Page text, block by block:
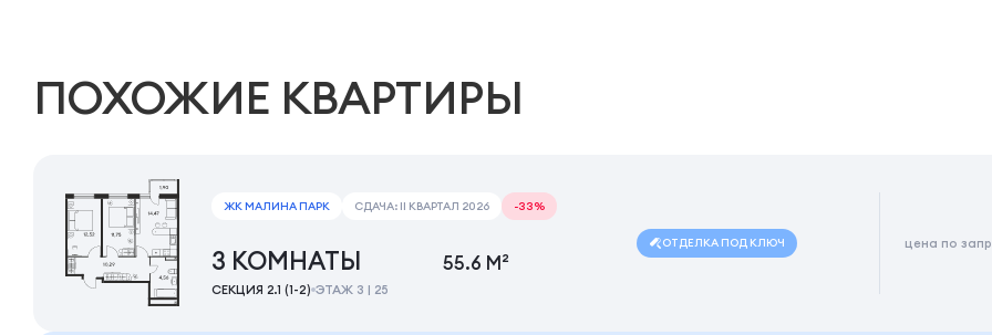
ПОХОЖИЕ КВАРТИРЫ
ЖК МАЛИНА ПАРК СДАЧА: II КВАРТАЛ 2026 -33%
3 КОМНАТЫ
СЕКЦИЯ 2.1 (1-2) ЭТАЖ 3 | 25
55.6 М²
ОТДЕЛКА ПОД КЛЮЧ цена по